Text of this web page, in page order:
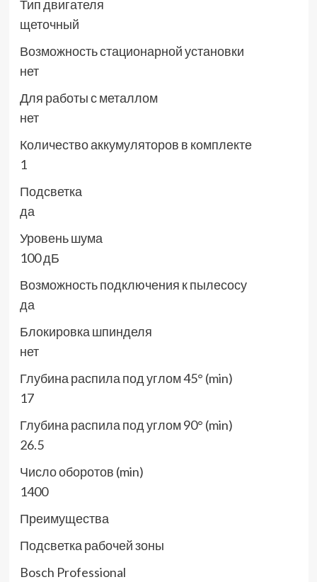
Тип двигателя
щеточный
Возможность стационарной установки
нет
Для работы с металлом
нет
Количество аккумуляторов в комплекте
1
Подсветка
да
Уровень шума
100 дБ
Возможность подключения к пылесосу
да
Блокировка шпинделя
нет
Глубина распила под углом 45° (min)
17
Глубина распила под углом 90° (min)
26.5
Число оборотов (min)
1400
Преимущества
Подсветка рабочей зоны
Bosch Professional